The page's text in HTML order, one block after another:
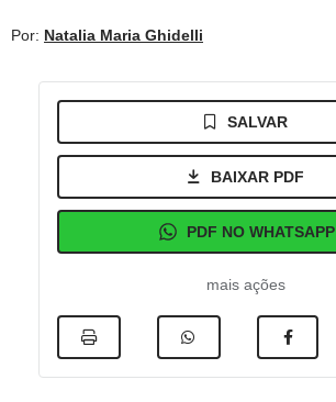
Por: Natalia Maria Ghidelli
SALVAR
BAIXAR PDF
PDF NO WHATSAPP
mais ações